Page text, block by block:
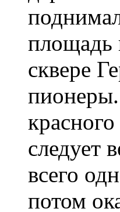
площадь
сквере
следует
всего
потом